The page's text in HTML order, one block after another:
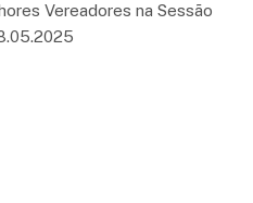
Vereadores na Sessão